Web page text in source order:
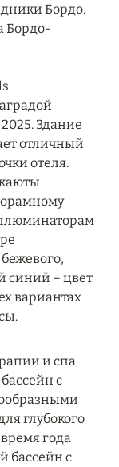
78
20
Бордо.
Бордо-
Здание
отличный
отеля.
синий – цвет
вариантах
и спа
с
глубокого
года
бассейн с